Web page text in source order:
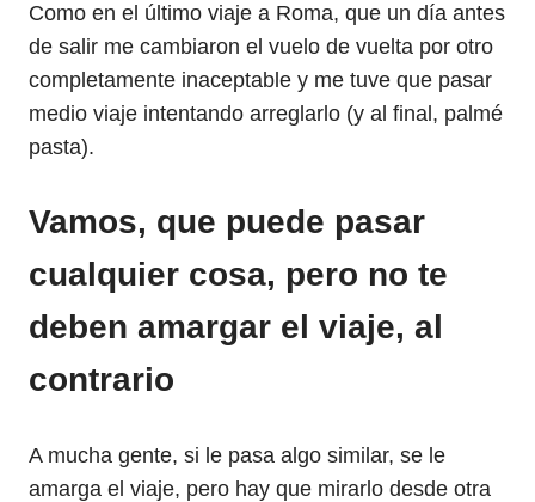
Como en el último viaje a Roma, que un día antes
de salir me cambiaron el vuelo de vuelta por otro
completamente inaceptable y me tuve que pasar
medio viaje intentando arreglarlo (y al final, palmé
pasta).
Vamos, que puede pasar
cualquier cosa, pero no te
deben amargar el viaje, al
contrario
A mucha gente, si le pasa algo similar, se le
amarga el viaje, pero hay que mirarlo desde otra